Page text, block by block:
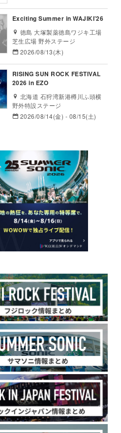
Exciting Summer in WAJIKI’26
徳島 大塚製薬徳島ワジキ工場
芝生広場 野外ステージ
2026/08/13(木)
RISING SUN ROCK FESTIVAL
2026 in EZO
北海道 石狩湾新港樽川ふ頭横
野外特設ステージ
2026/08/14(金) - 08/15(土)